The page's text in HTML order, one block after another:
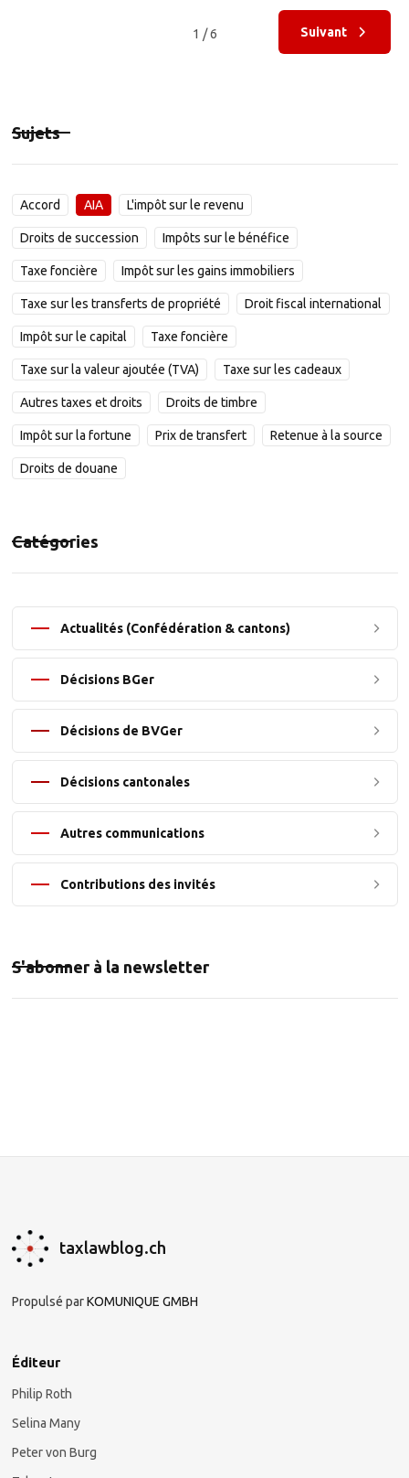
1 / 6 Suivant
Sujets
Accord AIA L'impôt sur le revenu
Droits de succession Impôts sur le bénéfice
Taxe foncière Impôt sur les gains immobiliers
Taxe sur les transferts de propriété Droit fiscal international
Impôt sur le capital Taxe foncière
Taxe sur la valeur ajoutée (TVA) Taxe sur les cadeaux
Autres taxes et droits Droits de timbre
Impôt sur la fortune Prix de transfert Retenue à la source
Droits de douane
Catégories
Actualités (Confédération & cantons)
Décisions BGer
Décisions de BVGer
Décisions cantonales
Autres communications
Contributions des invités
S'abonner à la newsletter
taxlawblog.ch
Propulsé parKOMUNIQUE GMBH
Éditeur
Philip Roth
Selina Many
Peter von Burg